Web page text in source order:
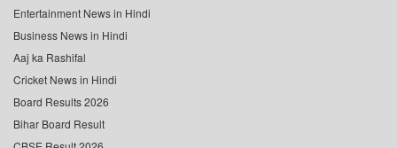
Entertainment News in Hindi
Business News in Hindi
Aaj ka Rashifal
Cricket News in Hindi
Board Results 2026
Bihar Board Result